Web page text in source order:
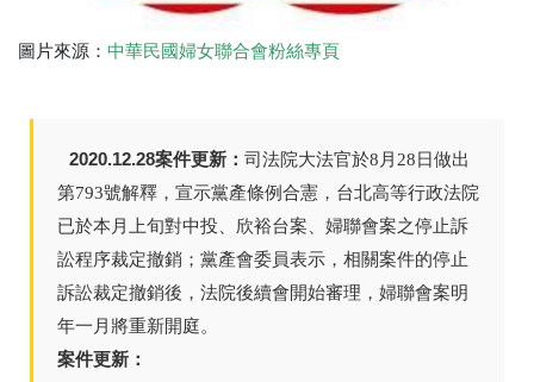
圖片來源： 中華民國婦女聯合會粉絲專頁
2020.12.28案件更新： 司法院大法官於8月28日做出
第793號解釋，宣示黨產條例合憲，台北高等行政法院
已於本月上旬對中投、欣裕台案、婦聯會案之停止訴
訟程序裁定撤銷；黨產會委員表示，相關案件的停止
訴訟裁定撤銷後，法院後續會開始審理，婦聯會案明
年一月將重新開庭。
案件更新：